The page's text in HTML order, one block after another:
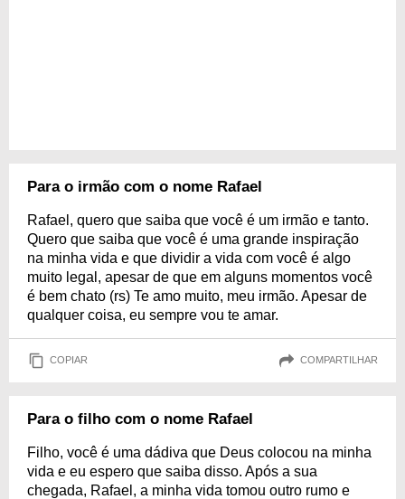
Para o irmão com o nome Rafael
Rafael, quero que saiba que você é um irmão e tanto.
Quero que saiba que você é uma grande inspiração
na minha vida e que dividir a vida com você é algo
muito legal, apesar de que em alguns momentos você
é bem chato (rs) Te amo muito, meu irmão. Apesar de
qualquer coisa, eu sempre vou te amar.
COPIAR COMPARTILHAR
Para o filho com o nome Rafael
Filho, você é uma dádiva que Deus colocou na minha
vida e eu espero que saiba disso. Após a sua
chegada, Rafael, a minha vida tomou outro rumo e